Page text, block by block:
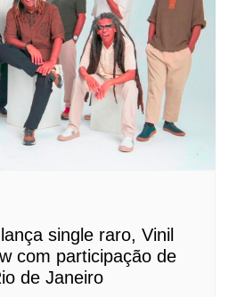
single raro, Vinil
com participação de
de Janeiro